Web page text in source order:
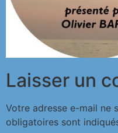
Laisser un
Votre adresse e-mail ne
obligatoires sont